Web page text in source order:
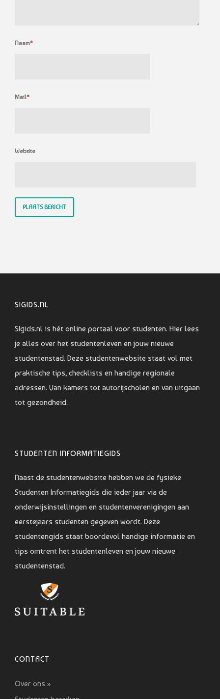
Naam*
Mail*
Website
SIGIDS.NL
SIgids.nl is hét online portaal voor studenten. Hier lees
je alles over het studentenleven en jouw nieuwe
studentenstad. Deze studentenwebsite staat vol met
praktische tips, checklists en handige regionale
adressen. Van kamers tot autorijscholen en van uitgaan
tot gezondheid.
STUDENTEN INFORMATIEGIDS
Naast de studentenwebsite hebben we de fysieke
Studenten Informatiegids die ieder jaar via de
onderwijsinstellingen en studentenverenigingen aan
eerstejaars studenten gegeven wordt. Deze
studentengids staat boordevol handige informatie en
tips omtrent het studentenleven en jouw nieuwe
studentenstad.
CONTACT
Over ons »